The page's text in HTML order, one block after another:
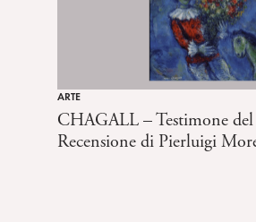
ARTE
CHAGALL – Testimone
Recensione di Pierluigi